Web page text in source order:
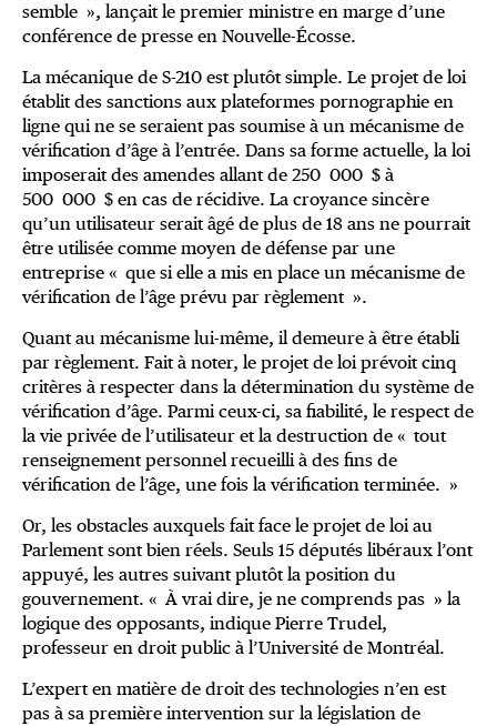
semble », lançait le premier ministre en marge d’une
conférence de presse en Nouvelle-Écosse.
La mécanique de S-210 est plutôt simple. Le projet de loi
établit des sanctions aux plateformes pornographie en
ligne qui ne se seraient pas soumise à un mécanisme de
vérification d’âge à l’entrée. Dans sa forme actuelle, la loi
imposerait des amendes allant de 250 000 $ à
500 000 $ en cas de récidive. La croyance sincère
qu’un utilisateur serait âgé de plus de 18 ans ne pourrait
être utilisée comme moyen de défense par une
entreprise « que si elle a mis en place un mécanisme de
vérification de l’âge prévu par règlement ».
Quant au mécanisme lui-même, il demeure à être établi
par règlement. Fait à noter, le projet de loi prévoit cinq
critères à respecter dans la détermination du système de
vérification d’âge. Parmi ceux-ci, sa fiabilité, le respect de
la vie privée de l’utilisateur et la destruction de « tout
renseignement personnel recueilli à des fins de
vérification de l’âge, une fois la vérification terminée. »
Or, les obstacles auxquels fait face le projet de loi au
Parlement sont bien réels. Seuls 15 députés libéraux l’ont
appuyé, les autres suivant plutôt la position du
gouvernement. « À vrai dire, je ne comprends pas » la
logique des opposants, indique Pierre Trudel,
professeur en droit public à l’Université de Montréal.
L’expert en matière de droit des technologies n’en est
pas à sa première intervention sur la législation de